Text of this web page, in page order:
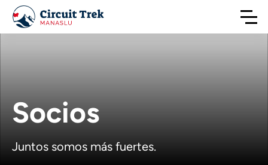
Socios
Juntos somos más fuertes.